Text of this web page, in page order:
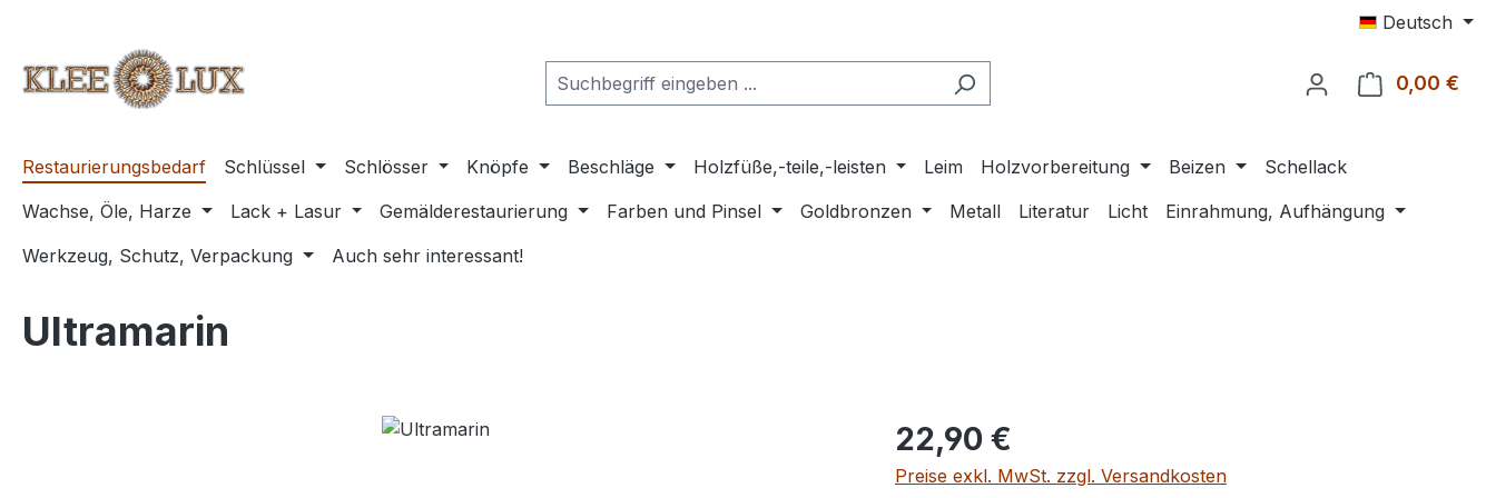
Deutsch
0,00 €
Restaurierungsbedarf Schlüssel Schlösser Knöpfe Beschläge Holzfüße,-teile,-leisten Leim Holzvorbereitung Beizen
Schellack
Wachse, Öle, Harze
Lack + Lasur Gemälderestaurierung Farben und Pinsel Goldbronzen Metall Literatur Licht
Einrahmung, Aufhängung
Werkzeug, Schutz, Verpackung
Auch sehr interessant!
Ultramarin
Regulärer Preis:
22,90 €
Preise exkl. MwSt. zzgl. Versandkosten